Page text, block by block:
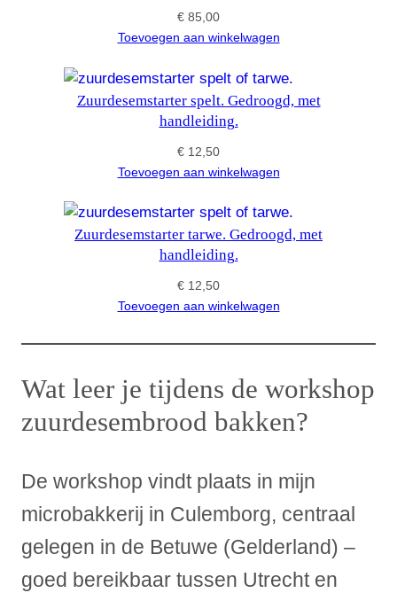
€ 85,00
Toevoegen aan winkelwagen
Zuurdesemstarter spelt. Gedroogd, met
handleiding.
€ 12,50
Toevoegen aan winkelwagen
Zuurdesemstarter tarwe. Gedroogd, met
handleiding.
€ 12,50
Toevoegen aan winkelwagen
Wat leer je tijdens de workshop
zuurdesembrood bakken?
De workshop vindt plaats in mijn
microbakkerij in Culemborg, centraal
gelegen in de Betuwe (Gelderland) –
goed bereikbaar tussen Utrecht en